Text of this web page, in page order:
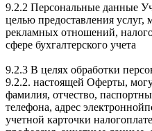
9.2.2 Персональные данные
целью предоставления
рекламных отношений,
сфере бухгалтерского учета
9.2.3 В целях обработки
9.2.2. настоящей Оферты,
фамилия, отчество,
телефона, адрес
учетной карточки